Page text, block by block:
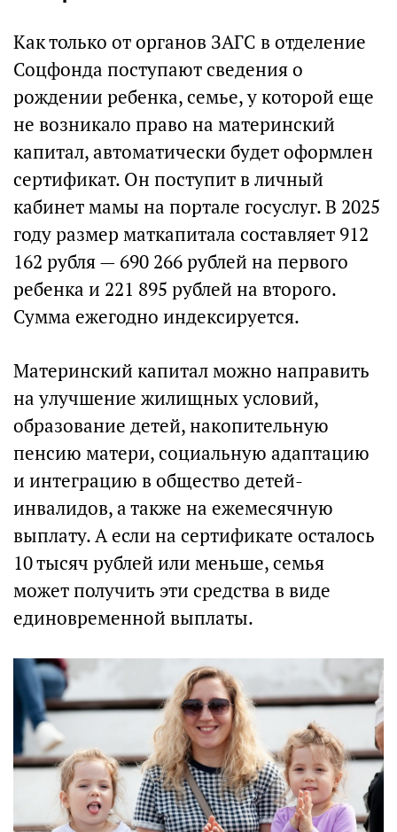
Как только от органов ЗАГС в отделение
Соцфонда поступают сведения о
рождении ребенка, семье, у которой еще
не возникало право на материнский
капитал, автоматически будет оформлен
сертификат. Он поступит в личный
кабинет мамы на портале госуслуг. В 2025
году размер маткапитала составляет 912
162 рубля — 690 266 рублей на первого
ребенка и 221 895 рублей на второго.
Сумма ежегодно индексируется.
Материнский капитал можно направить
на улучшение жилищных условий,
образование детей, накопительную
пенсию матери, социальную адаптацию
и интеграцию в общество детей-
инвалидов, а также на ежемесячную
выплату. А если на сертификате осталось
10 тысяч рублей или меньше, семья
может получить эти средства в виде
единовременной выплаты.